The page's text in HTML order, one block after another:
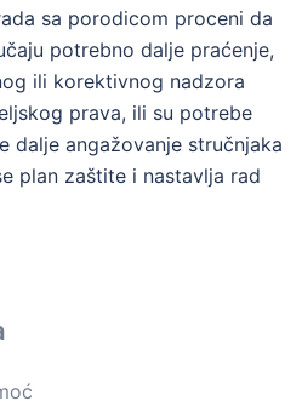
sa porodicom proceni da
potrebno dalje praćenje,
ili korektivnog nadzora
prava, ili su potrebe
dalje angažovanje stručnjaka
plan zaštite i nastavlja rad